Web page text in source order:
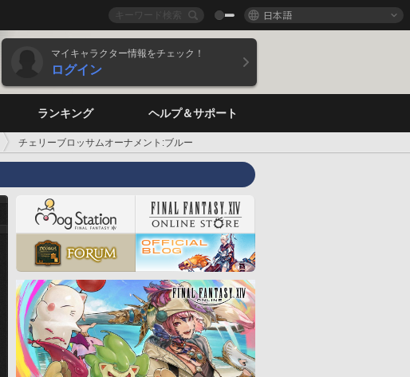
日本語
マイキャラクター情報をチェック！
ログイン
ランキング ヘルプ＆サポート
チェリーブロッサムオーナメント:ブルー